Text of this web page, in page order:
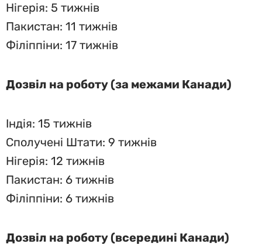
Нігерія: 5 тижнів
Пакистан: 11 тижнів
Філіппіни: 17 тижнів
Дозвіл на роботу (за межами Канади)
Індія: 15 тижнів
Сполучені Штати: 9 тижнів
Нігерія: 12 тижнів
Пакистан: 6 тижнів
Філіппіни: 6 тижнів
Дозвіл на роботу (всередині Канади)